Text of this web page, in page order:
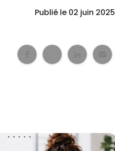
Publié le 02 juin 2025